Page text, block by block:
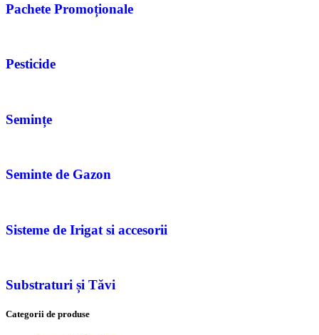
Pachete Promoționale
Pesticide
Semințe
Seminte de Gazon
Sisteme de Irigat si accesorii
Substraturi și Tăvi
Categorii de produse